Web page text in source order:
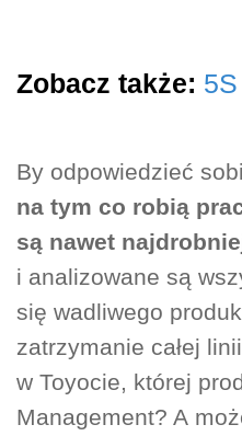
Zobacz także:
By odpowiedzieć
na tym co robią
są nawet
i analizowane są
się wadliwego
zatrzymanie całej
w Toyocie, której
Management? A